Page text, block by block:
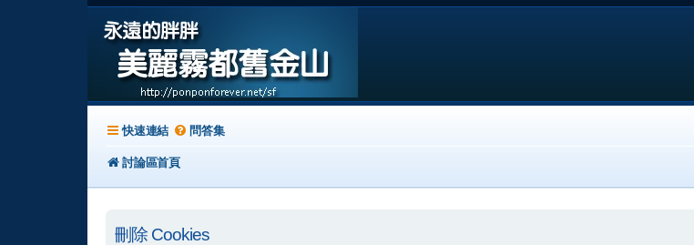
快速連結 問答集
討論區首頁
刪除 Cookies